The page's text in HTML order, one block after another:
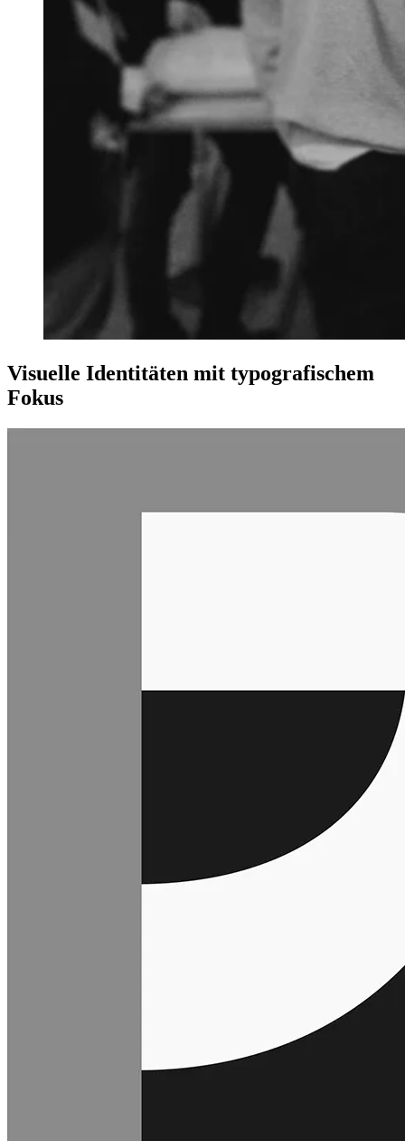
Visuelle Identitäten mit typografischem
Fokus